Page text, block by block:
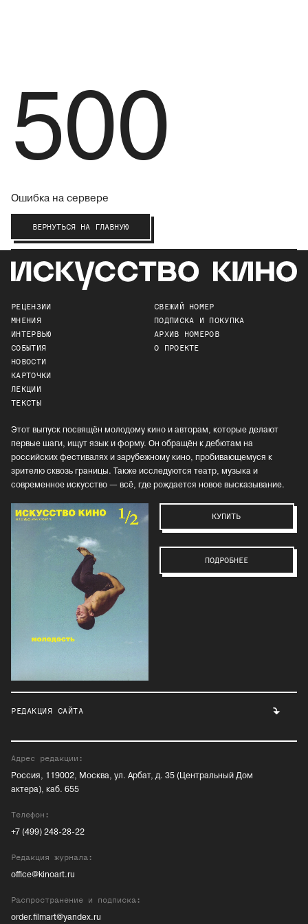
500
Ошибка на сервере
ВЕРНУТЬСЯ НА ГЛАВНУЮ
РЕЦЕНЗИИ
МНЕНИЯ
ИНТЕРВЬЮ
СОБЫТИЯ
НОВОСТИ
КАРТОЧКИ
ЛЕКЦИИ
ТЕКСТЫ
СВЕЖИЙ НОМЕР
ПОДПИСКА И ПОКУПКА
АРХИВ НОМЕРОВ
О ПРОЕКТЕ
Этот выпуск посвящён молодому кино и авторам, которые делают
первые шаги, ищут язык и форму. Он обращён к дебютам на
российских фестивалях и зарубежному кино, пробивающемуся к
зрителю сквозь границы. Также исследуются театр, музыка и
современное искусство — всё, где рождается новое высказывание.
КУПИТЬ
ПОДРОБНЕЕ
РЕДАКЦИЯ САЙТА
Адрес редакции:
Россия, 119002, Москва, ул. Арбат, д. 35 (Центральный Дом
актера), каб. 655
Телефон:
+7 (499) 248-28-22
Редакция журнала:
office@kinoart.ru
Распространение и подписка:
order.filmart@yandex.ru